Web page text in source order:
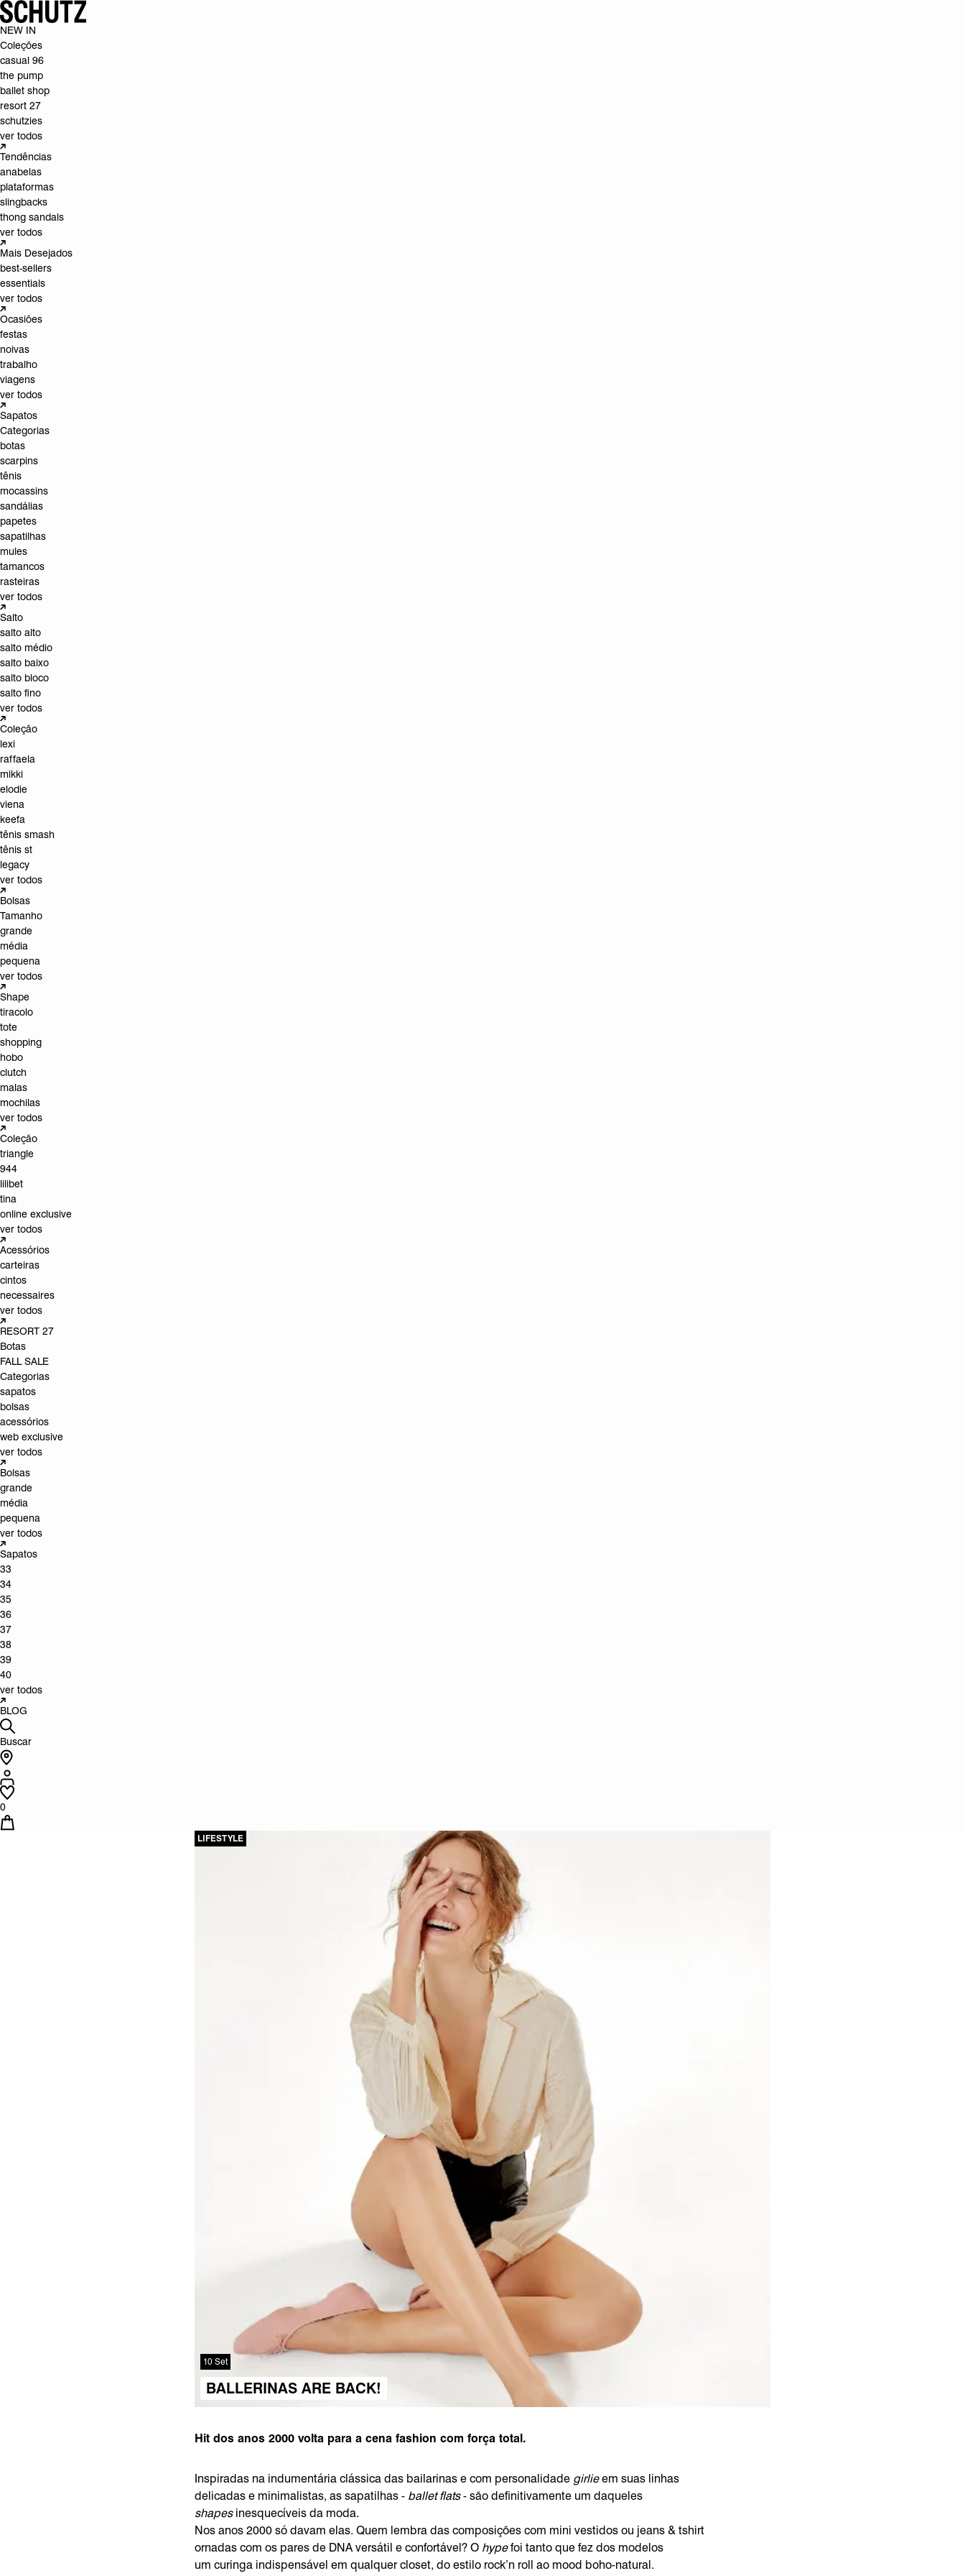
NEW IN
Coleções
casual 96
the pump
ballet shop
resort 27
schutzies
ver todos
Tendências
anabelas
plataformas
slingbacks
thong sandals
ver todos
Mais Desejados
best-sellers
essentials
ver todos
Ocasiões
festas
noivas
trabalho
viagens
ver todos
Sapatos
Categorias
botas
scarpins
tênis
mocassins
sandálias
papetes
sapatilhas
mules
tamancos
rasteiras
ver todos
Salto
salto alto
salto médio
salto baixo
salto bloco
salto fino
ver todos
Coleção
lexi
raffaela
mikki
elodie
viena
keefa
tênis smash
tênis st
legacy
ver todos
Bolsas
Tamanho
grande
média
pequena
ver todos
Shape
tiracolo
tote
shopping
hobo
clutch
malas
mochilas
ver todos
Coleção
triangle
944
lilibet
tina
online exclusive
ver todos
Acessórios
carteiras
cintos
necessaires
ver todos
RESORT 27
Botas
FALL SALE
Categorias
sapatos
bolsas
acessórios
web exclusive
ver todos
Bolsas
grande
média
pequena
ver todos
Sapatos
33
34
35
36
37
38
39
40
ver todos
BLOG
Buscar
0
10 Set
LIFESTYLE
BALLERINAS ARE BACK!
Hit dos anos 2000 volta para a cena fashion com força total.
Inspiradas na indumentária clássica das bailarinas e com personalidade girlieem suas linhas
delicadas e minimalistas, as sapatilhas - ballet flats- são definitivamente um daqueles
shapesinesquecíveis da moda.
Nos anos 2000 só davam elas. Quem lembra das composições com mini vestidos ou jeans & tshirt
ornadas com os pares de DNA versátil e confortável? O hypefoi tanto que fez dos modelos
um curinga indispensável em qualquer closet, do estilo rock’n roll ao mood boho-natural.